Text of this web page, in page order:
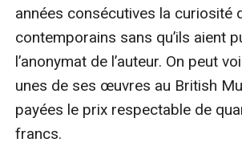
années consécutives la curiosité
contemporains sans qu’ils aient
l’anonymat de l’auteur. On peut
unes de ses œuvres au British
payées le prix respectable de
francs.